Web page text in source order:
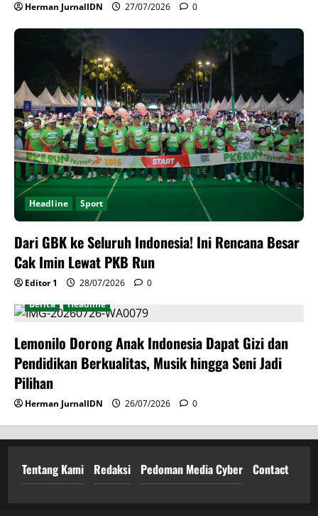
Herman JurnalIDN 27/07/2026 0
Headline Sport
Dari GBK ke Seluruh Indonesia! Ini Rencana Besar
Cak Imin Lewat PKB Run
Editor 1 28/07/2026
0
Berita
Headline
Lemonilo Dorong Anak Indonesia Dapat Gizi dan
Pendidikan Berkualitas, Musik hingga Seni Jadi
Pilihan
Herman JurnalIDN 26/07/2026 0
Tentang Kami Redaksi Pedoman Media Cyber Contact